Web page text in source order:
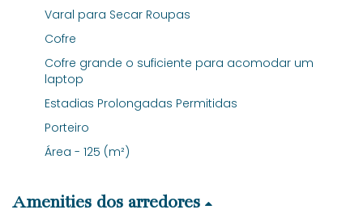
Varal para Secar Roupas
Cofre
Cofre grande o suficiente para acomodar um
laptop
Estadias Prolongadas Permitidas
Porteiro
Área - 125 (m²)
Amenities dos arredores